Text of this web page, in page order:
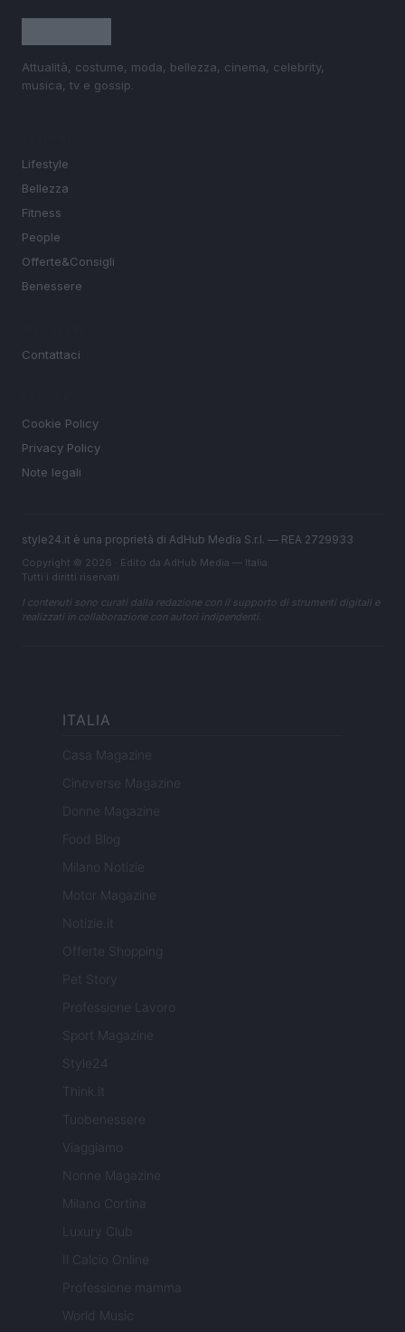
Attualità, costume, moda, bellezza, cinema, celebrity,
musica, tv e gossip.
Lifestyle
Bellezza
Fitness
People
Offerte&Consigli
Benessere
Contattaci
Cookie Policy
Privacy Policy
Note legali
style24.it è una proprietà di AdHub Media S.r.l. — REA 2729933
Copyright © 2026 · Edito da AdHub Media — Italia
Tutti i diritti riservati
I contenuti sono curati dalla redazione con il supporto di strumenti digitali e
realizzati in collaborazione con autori indipendenti.
ITALIA
Casa Magazine
Cineverse Magazine
Donne Magazine
Food Blog
Milano Notizie
Motor Magazine
Notizie.it
Offerte Shopping
Pet Story
Professione Lavoro
Sport Magazine
Style24
Think.it
Tuobenessere
Viaggiamo
Nonne Magazine
Milano Cortina
Luxury Club
Il Calcio Online
Professione mamma
World Music